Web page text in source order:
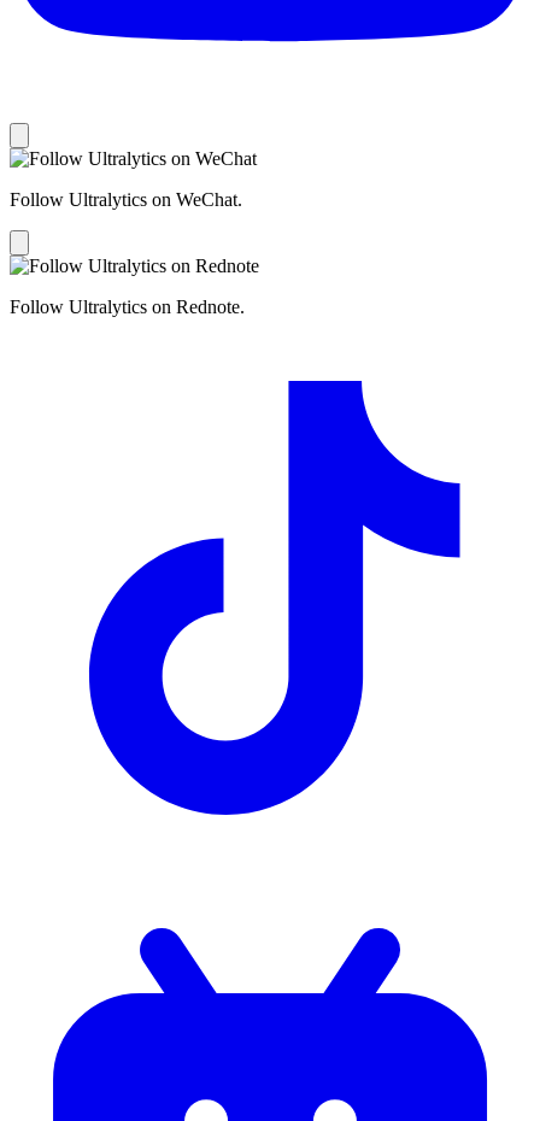
Follow Ultralytics on WeChat.
Follow Ultralytics on Rednote.